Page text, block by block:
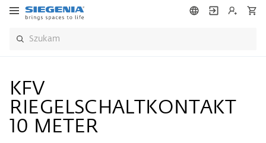
KFV
RIEGELSCHALTKONTAKT
10 METER